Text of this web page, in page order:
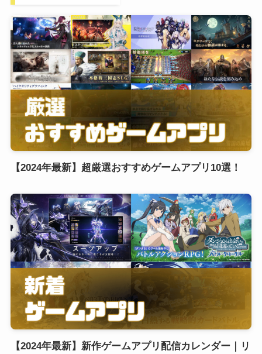
【2024年最新】超厳選おすすめゲームアプリ10選！
【2024年最新】新作ゲームアプリ配信カレンダー｜リ